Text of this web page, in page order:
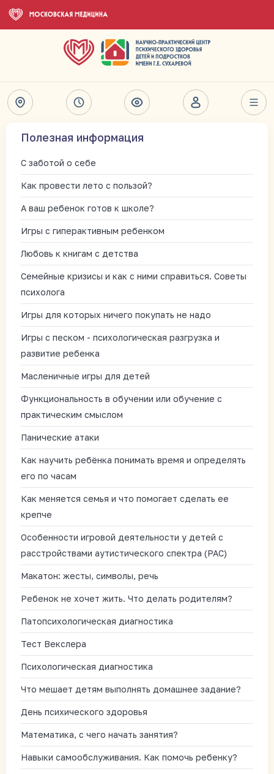
Полезная информация
С заботой о себе
Как провести лето с пользой?
А ваш ребенок готов к школе?
Игры с гиперактивным ребенком
Любовь к книгам с детства
Семейные кризисы и как с ними справиться. Советы
психолога
Игры для которых ничего покупать не надо
Игры с песком - психологическая разгрузка и
развитие ребенка
Масленичные игры для детей
Функциональность в обучении или обучение с
практическим смыслом
Панические атаки
Как научить ребёнка понимать время и определять
его по часам
Как меняется семья и что помогает сделать ее
крепче
Особенности игровой деятельности у детей с
расстройствами аутистического спектра (РАС)
Макатон: жесты, символы, речь
Ребенок не хочет жить. Что делать родителям?
Патопсихологическая диагностика
Тест Векслера
Психологическая диагностика
Что мешает детям выполнять домашнее задание?
День психического здоровья
Математика, с чего начать занятия?
Навыки самообслуживания. Как помочь ребенку?